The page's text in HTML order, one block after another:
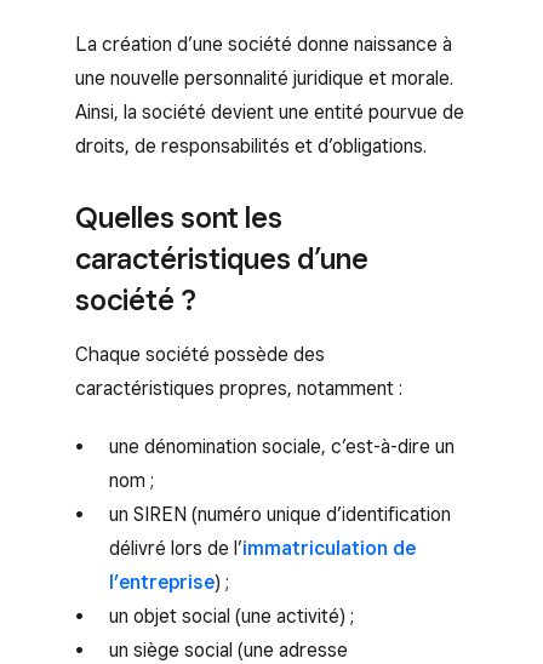
La création d’une société donne naissance à
une nouvelle personnalité juridique et morale.
Ainsi, la société devient une entité pourvue de
droits, de responsabilités et d’obligations.
Quelles sont les
caractéristiques d’une
société ?
Chaque société possède des
caractéristiques propres, notamment :
une dénomination sociale, c’est-à-dire un
nom ;
un SIREN (numéro unique d’identification
délivré lors de l’immatriculation de
l’entreprise) ;
un objet social (une activité) ;
un siège social (une adresse